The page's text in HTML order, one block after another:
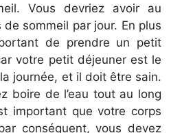
Vous devriez avoir au
sommeil par jour. En plus
de prendre un petit
votre petit déjeuner est le
journée, et il doit être sain.
boire de l’eau tout au long
important que votre corps
conséquent, vous devez